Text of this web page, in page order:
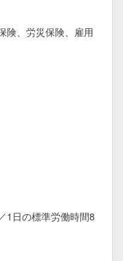
険、労災保険、雇用
1日の標準労働時間8